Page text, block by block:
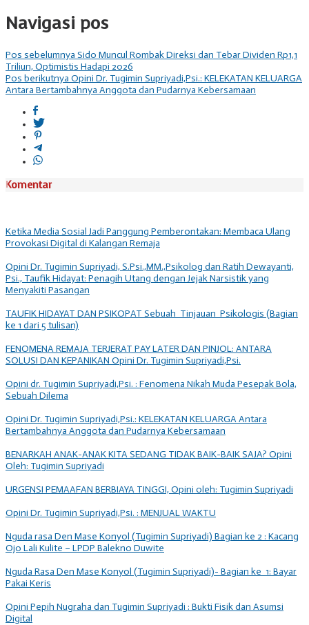
Navigasi pos
Pos sebelumnya Sido Muncul Rombak Direksi dan Tebar Dividen Rp1,1
Triliun, Optimistis Hadapi 2026
Pos berikutnya Opini Dr. Tugimin Supriyadi,Psi.: KELEKATAN KELUARGA
Antara Bertambahnya Anggota dan Pudarnya Kebersamaan
Komentar
Ketika Media Sosial Jadi Panggung Pemberontakan: Membaca Ulang
Provokasi Digital di Kalangan Remaja
Opini Dr. Tugimin Supriyadi, S.Psi.,MM.,Psikolog dan Ratih Dewayanti,
Psi., Taufik Hidayat: Penagih Utang dengan Jejak Narsistik yang
Menyakiti Pasangan
TAUFIK HIDAYAT DAN PSIKOPAT Sebuah Tinjauan Psikologis (Bagian
ke 1 dari 5 tulisan)
FENOMENA REMAJA TERJERAT PAY LATER DAN PINJOL: ANTARA
SOLUSI DAN KEPANIKAN Opini Dr. Tugimin Supriyadi,Psi.
Opini dr. Tugimin Supriyadi,Psi. : Fenomena Nikah Muda Pesepak Bola,
Sebuah Dilema
Opini Dr. Tugimin Supriyadi,Psi.: KELEKATAN KELUARGA Antara
Bertambahnya Anggota dan Pudarnya Kebersamaan
BENARKAH ANAK-ANAK KITA SEDANG TIDAK BAIK-BAIK SAJA? Opini
Oleh: Tugimin Supriyadi
URGENSI PEMAAFAN BERBIAYA TINGGI, Opini oleh: Tugimin Supriyadi
Opini Dr. Tugimin Supriyadi,Psi. : MENJUAL WAKTU
Nguda rasa Den Mase Konyol (Tugimin Supriyadi) Bagian ke 2 : Kacang
Ojo Lali Kulite – LPDP Balekno Duwite
Nguda Rasa Den Mase Konyol (Tugimin Supriyadi)- Bagian ke 1: Bayar
Pakai Keris
Opini Pepih Nugraha dan Tugimin Supriyadi : Bukti Fisik dan Asumsi
Digital